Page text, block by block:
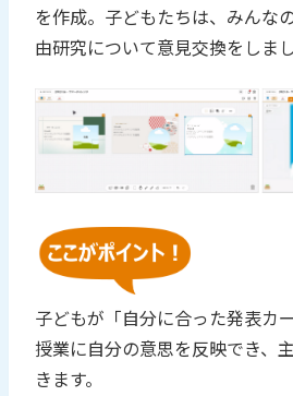
を作成。子どもたちは、みんな
由研究について意見交換をしまし
子どもが「自分に合った発表カ
授業に自分の意思を反映でき、
きます。